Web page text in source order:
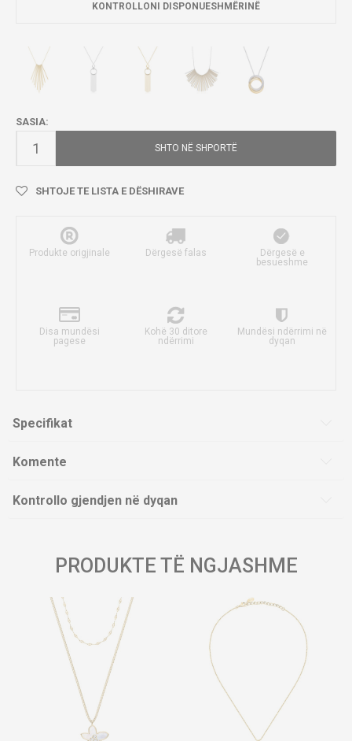
KONTROLLONI DISPONUESHMËRINË
SASIA:
SHTO NË SHPORTË
SHTOJE TE LISTA E DËSHIRAVE
Produkte origjinale Dërgesë falas
Dërgesë e
besueshme
Disa mundësi
pagese
Kohë 30 ditore
ndërrimi
Mundësi ndërrimi në
dyqan
Specifikat
Komente
Kontrollo gjendjen në dyqan
PRODUKTE TË NGJASHME